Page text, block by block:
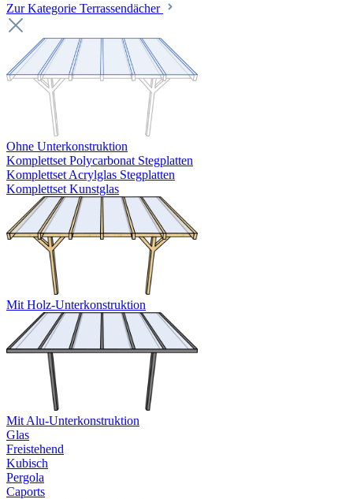
Zur Kategorie Terrassendächer
Ohne Unterkonstruktion
Komplettset Polycarbonat Stegplatten
Komplettset Acrylglas Stegplatten
Komplettset Kunstglas
Mit Holz-Unterkonstruktion
Mit Alu-Unterkonstruktion
Glas
Freistehend
Kubisch
Pergola
Caports